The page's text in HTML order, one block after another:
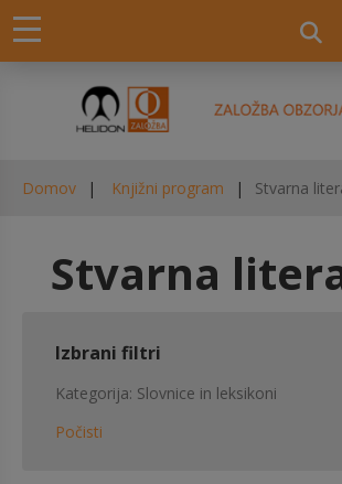
Domov Knjižni program Stvarna
Stvarna
Izbrani filtri
Kategorija Slovnice in leksikoni
Počisti